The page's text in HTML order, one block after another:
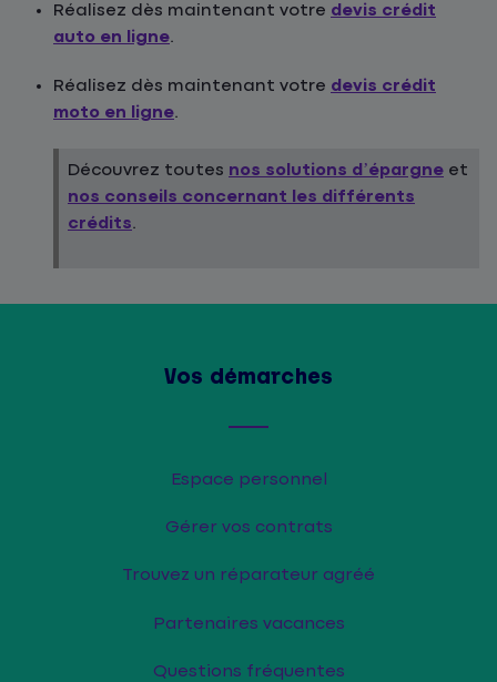
Réalisez dès maintenant votre devis crédit
auto en ligne.
Réalisez dès maintenant votre devis crédit
moto en ligne.
Découvrez toutes nos solutions d’épargne et
nos conseils concernant les différents
crédits.
Vos démarches
Espace personnel
Gérer vos contrats
Trouvez un réparateur agréé
Partenaires vacances
Questions fréquentes